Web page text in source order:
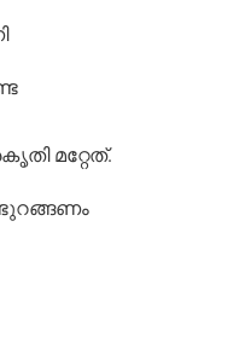
മറ്റേത്.